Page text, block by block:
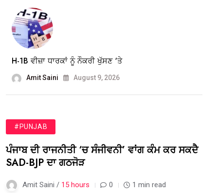
H-1B ਵੀਜ਼ਾ ਧਾਰਕਾਂ ਨੂੰ ਨੌਕਰੀ ਖੁੱਸਣ ‘ਤੇ
Amit Saini August 9, 2026
#PUNJAB
ਪੰਜਾਬ ਦੀ ਰਾਜਨੀਤੀ ‘ਚ ਸੰਜੀਵਨੀ’ ਵਾਂਗ ਕੰਮ ਕਰ ਸਕਦੈ
SAD-BJP ਦਾ ਗਠਜੋੜ
Amit Saini / 15 hours 0 1 min read